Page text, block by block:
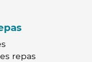
repas